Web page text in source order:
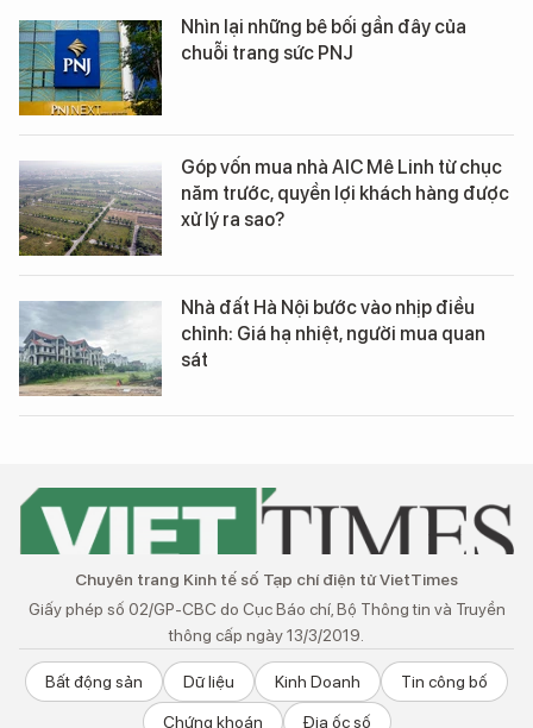
Nhìn lại những bê bối gần đây của
chuỗi trang sức PNJ
Góp vốn mua nhà AIC Mê Linh từ chục
năm trước, quyền lợi khách hàng được
xử lý ra sao?
Nhà đất Hà Nội bước vào nhịp điều
chỉnh: Giá hạ nhiệt, người mua quan
sát
Chuyên trang Kinh tế số Tạp chí điện tử VietTimes
Giấy phép số 02/GP-CBC do Cục Báo chí, Bộ Thông tin và Truyền
thông cấp ngày 13/3/2019.
Bất động sản Dữ liệu Kinh Doanh Tin công bố
Chứng khoán Địa ốc số